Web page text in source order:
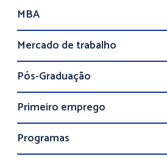
MBA
Mercado de trabalho
Pós-Graduação
Primeiro emprego
Programas